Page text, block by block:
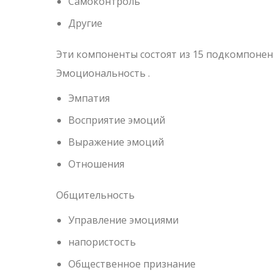
Другие
Эти компоненты состоят из 15
Эмоциональность .
Эмпатия
Восприятие эмоций
Выражение эмоций
Отношения
Общительность
Управление эмоциями
напористость
Общественное признание